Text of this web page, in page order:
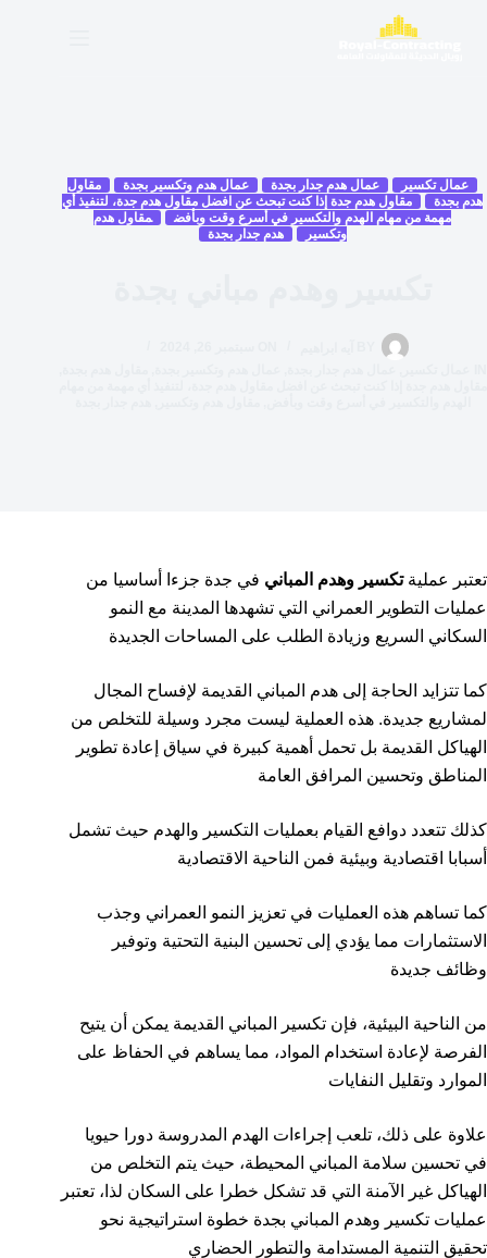
عمال تكسير عمال هدم جدار بجدة عمال هدم وتكسير بجدة
مقاول
هدم بجدة
مقاول هدم جدة إذا كنت تبحث عن افضل مقاول هدم جدة، لتنفيذ أي
مهمة من مهام الهدم والتكسير في أسرع وقت وبأفض
مقاول هدم
وتكسير
هدم جدار بجدة
تعتبر عمليةتكسير وهدم المباني في جدة جزءا أساسيا من
عمليات التطوير العمراني التي تشهدها المدينة مع النمو
السكاني السريع وزيادة الطلب على المساحات الجديدة
كما تتزايد الحاجة إلى هدم المباني القديمة لإفساح المجال
لمشاريع جديدة. هذه العملية ليست مجرد وسيلة للتخلص من
الهياكل القديمة بل تحمل أهمية كبيرة في سياق إعادة تطوير
المناطق وتحسين المرافق العامة
كذلك تتعدد دوافع القيام بعمليات التكسير والهدم حيث تشمل
أسبابا اقتصادية وبيئية فمن الناحية الاقتصادية
كما تساهم هذه العمليات في تعزيز النمو العمراني وجذب
الاستثمارات مما يؤدي إلى تحسين البنية التحتية وتوفير
وظائف جديدة
من الناحية البيئية، فإن تكسير المباني القديمة يمكن أن يتيح
الفرصة لإعادة استخدام المواد، مما يساهم في الحفاظ على
الموارد وتقليل النفايات
علاوة على ذلك، تلعب إجراءات الهدم المدروسة دورا حيويا
في تحسين سلامة المباني المحيطة، حيث يتم التخلص من
الهياكل غير الآمنة التي قد تشكل خطرا على السكان لذا، تعتبر
عمليات تكسير وهدم المباني بجدة خطوة استراتيجية نحو
تحقيق التنمية المستدامة والتطور الحضاري